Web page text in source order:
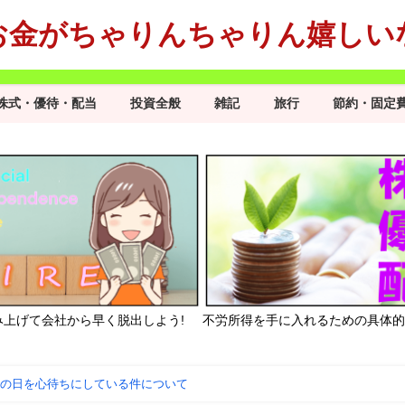
金がちゃりんちゃりん嬉しい
式・優待・配当 投資全般 雑記 旅行 節約・固定
げて会社から早く脱出しよう! 不労所得を手に入れるための具体
日を心待ちにしている件について